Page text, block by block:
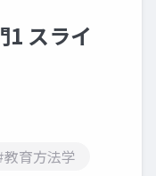
1 スライ
教育方法学